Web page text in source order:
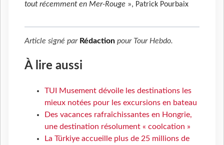
tout récemment en Mer-Rouge », Patrick Pourbaix
Article signé par Rédaction pour Tour Hebdo.
À lire aussi
TUI Musement dévoile les destinations les
mieux notées pour les excursions en bateau
Des vacances rafraîchissantes en Hongrie,
une destination résolument « coolcation »
La Türkiye accueille plus de 25 millions de